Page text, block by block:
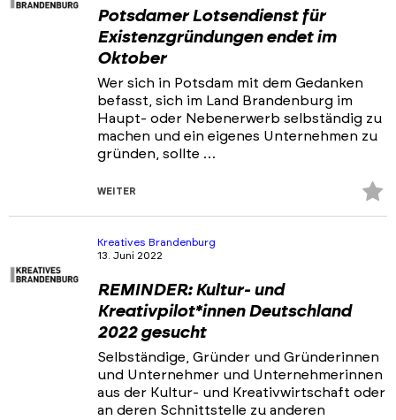
Potsdamer Lotsendienst für
Existenzgründungen endet im
Oktober
Wer sich in Potsdam mit dem Gedanken
befasst, sich im Land Brandenburg im
Haupt- oder Nebenerwerb selbständig zu
machen und ein eigenes Unternehmen zu
gründen, sollte …
WEITER
Kreatives Brandenburg
13. Juni 2022
REMINDER: Kultur- und
Kreativpilot*innen Deutschland
2022 gesucht
Selbständige, Gründer und Gründerinnen
und Unternehmer und Unternehmerinnen
aus der Kultur- und Kreativwirtschaft oder
an deren Schnittstelle zu anderen